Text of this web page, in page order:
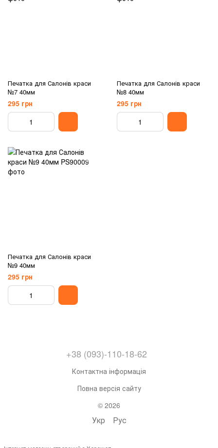
Печатка для Салонів краси
№7 40мм
295 грн
Печатка для Салонів краси
№8 40мм
295 грн
Печатка для Салонів краси
№9 40мм
295 грн
+38 (093)-110-18-62
Контактна інформація
Повна версія сайту
© 2026
Укр Рус